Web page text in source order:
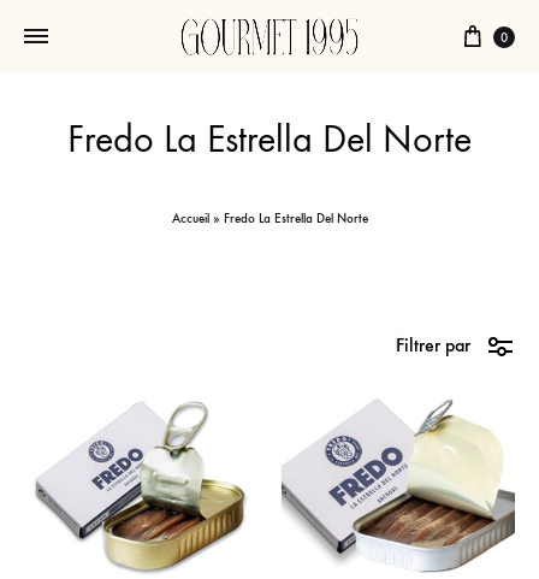
0
Fredo La Estrella Del Norte
Accueil» Fredo La Estrella Del Norte
Filtrer par